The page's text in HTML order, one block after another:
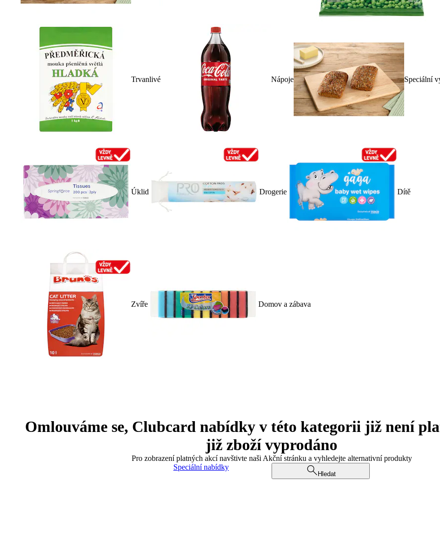
Trvanlivé Nápoje Speciální
Úklid Drogerie Dítě
Zvíře Domov a zábava
Omlouváme se, Clubcard nabídky v této kategorii již není
již zboží vyprodáno
Pro zobrazení platných akcí navštivte naši Akční stránku a vyhledejte alternativní produkty
Speciální nabídky
Hledat